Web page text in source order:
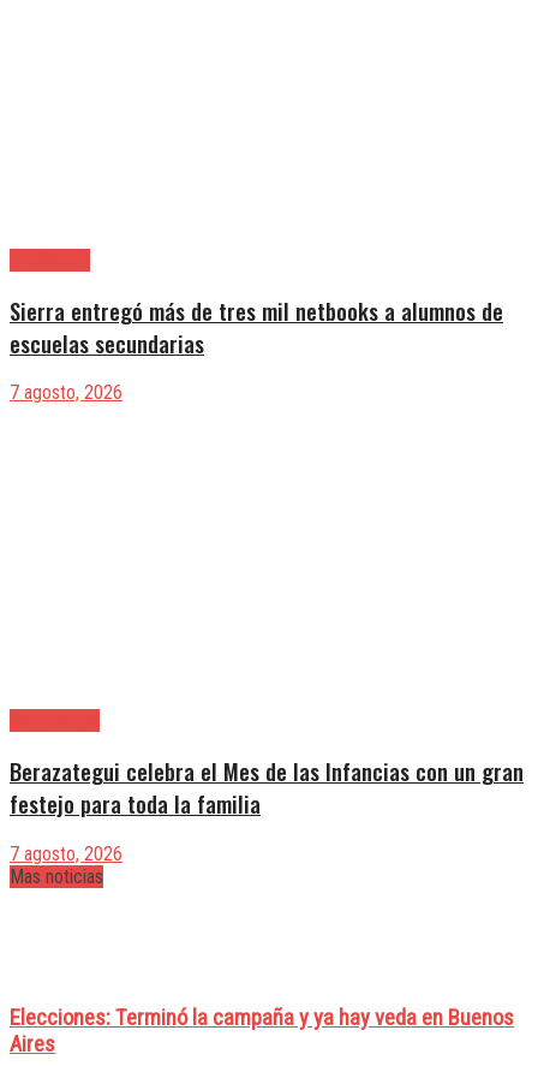
Sierra entregó más de tres mil netbooks a alumnos de
escuelas secundarias
7 agosto, 2026
Berazategui celebra el Mes de las Infancias con un gran
festejo para toda la familia
7 agosto, 2026
Mas noticias
Elecciones: Terminó la campaña y ya hay veda en Buenos
Aires